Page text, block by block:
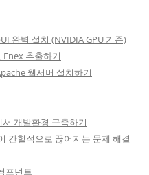
완벽 설치 (NVIDIA GPU 기준)
추출하기
웹서버 설치하기
개발환경 구축하기
간헐적으로 끊어지는 문제 해결
포넌트